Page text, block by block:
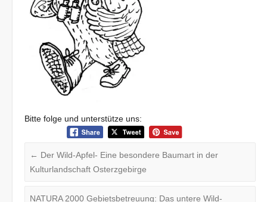
Bitte folge und unterstütze uns:
← Der Wild-Apfel- Eine besondere Baumart in der
Kulturlandschaft Osterzgebirge
NATURA 2000 Gebietsbetreuung: Das untere Wild-